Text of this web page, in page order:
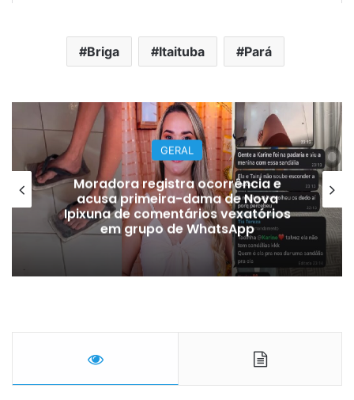
Briga Itaituba Pará
GERAL
Moradora registra ocorrência e
acusa primeira-dama de Nova
Ipixuna de comentários vexatórios
em grupo de WhatsApp